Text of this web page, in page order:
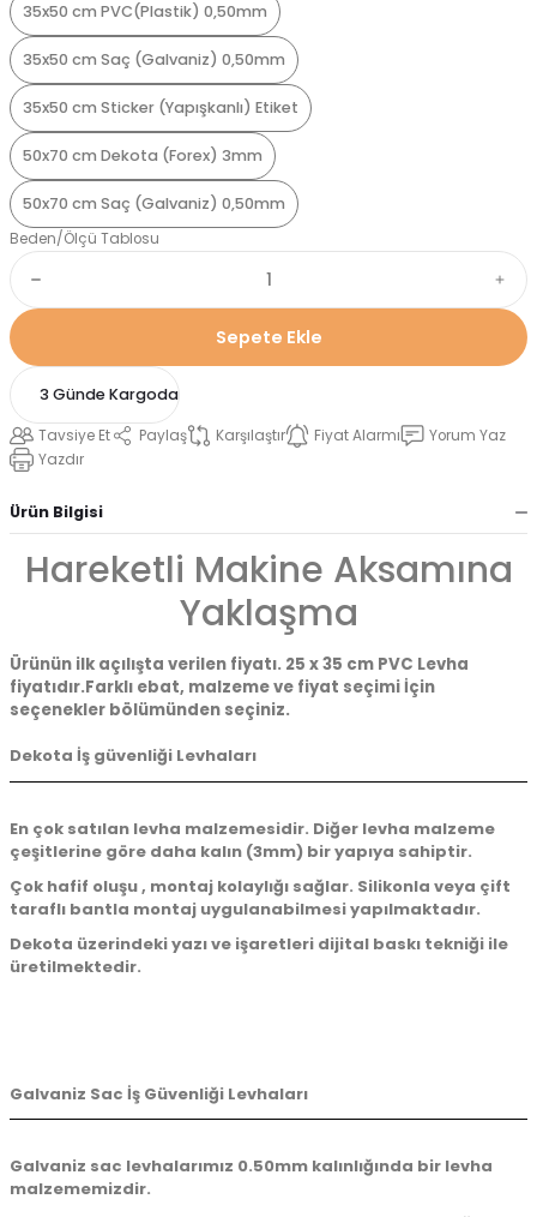
35x50 cm PVC(Plastik) 0,50mm
35x50 cm Saç (Galvaniz) 0,50mm
35x50 cm Sticker (Yapışkanlı) Etiket
50x70 cm Dekota (Forex) 3mm
50x70 cm Saç (Galvaniz) 0,50mm
Beden/Ölçü Tablosu
Sepete Ekle
3 Günde Kargoda
Tavsiye Et Paylaş Karşılaştır Fiyat Alarmı
Yorum Yaz
Yazdır
Ürün Bilgisi
Hareketli Makine Aksamına
Yaklaşma
Ürünün ilk açılışta verilen fiyatı. 25 x 35 cm PVC Levha
fiyatıdır.Farklı ebat, malzeme ve fiyat seçimi İçin
seçenekler bölümünden seçiniz.
Dekota İş güvenliği Levhaları
En çok satılan levha malzemesidir. Diğer levha malzeme
çeşitlerine göre daha kalın (3mm) bir yapıya sahiptir.
Çok hafif oluşu , montaj kolaylığı sağlar. Silikonla veya çift
taraflı bantla montaj uygulanabilmesi yapılmaktadır.
Dekota üzerindeki yazı ve işaretleri dijital baskı tekniği ile
üretilmektedir.
Galvaniz Sac İş Güvenliği Levhaları
Galvaniz sac levhalarımız 0.50mm kalınlığında bir levha
malzememizdir.